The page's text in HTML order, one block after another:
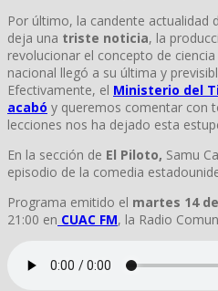
Por último, la candente actualidad
deja una triste noticia, la
revolucionar el concepto de
nacional llegó a su última y
Efectivamente, el Ministerio del
acabó y queremos comentar con
lecciones nos ha dejado esta
En la sección de El Piloto, Samu
episodio de la comedia
Programa emitido el martes 14
21:00 en CUAC FM, la Radio